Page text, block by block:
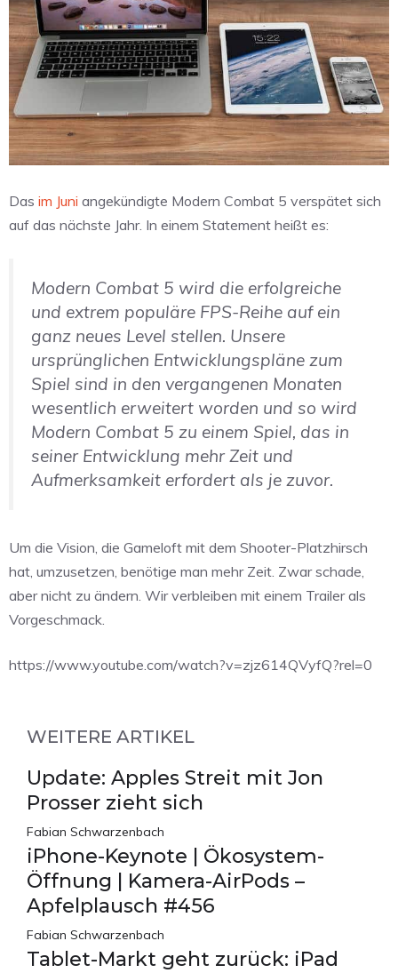
Das im Juni angekündigte Modern Combat 5 verspätet sich
auf das nächste Jahr. In einem Statement heißt es:
Modern Combat 5 wird die erfolgreiche
und extrem populäre FPS-Reihe auf ein
ganz neues Level stellen. Unsere
ursprünglichen Entwicklungspläne zum
Spiel sind in den vergangenen Monaten
wesentlich erweitert worden und so wird
Modern Combat 5 zu einem Spiel, das in
seiner Entwicklung mehr Zeit und
Aufmerksamkeit erfordert als je zuvor.
Um die Vision, die Gameloft mit dem Shooter-Platzhirsch
hat, umzusetzen, benötige man mehr Zeit. Zwar schade,
aber nicht zu ändern. Wir verbleiben mit einem Trailer als
Vorgeschmack.
https://www.youtube.com/watch?v=zjz614QVyfQ?rel=0
WEITERE ARTIKEL
Update: Apples Streit mit Jon
Prosser zieht sich
Fabian Schwarzenbach
iPhone-Keynote | Ökosystem-
Öffnung | Kamera-AirPods –
Apfelplausch #456
Fabian Schwarzenbach
Tablet-Markt geht zurück: iPad